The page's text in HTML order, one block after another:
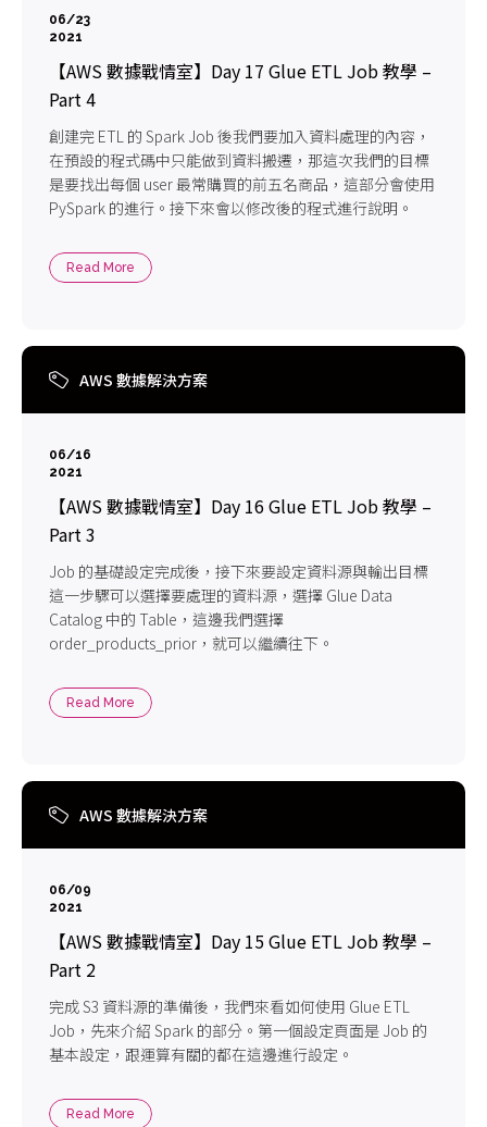
06/23
2021
【AWS 數據戰情室】Day 17 Glue ETL Job 教學 –
Part 4
創建完 ETL 的 Spark Job 後我們要加入資料處理的內容，
在預設的程式碼中只能做到資料搬遷，那這次我們的目標
是要找出每個 user 最常購買的前五名商品，這部分會使用
PySpark 的進行。接下來會以修改後的程式進行說明。
Read More
AWS 數據解決方案
06/16
2021
【AWS 數據戰情室】Day 16 Glue ETL Job 教學 –
Part 3
Job 的基礎設定完成後，接下來要設定資料源與輸出目標
這一步驟可以選擇要處理的資料源，選擇 Glue Data
Catalog 中的 Table，這邊我們選擇
order_products_prior，就可以繼續往下。
Read More
AWS 數據解決方案
06/09
2021
【AWS 數據戰情室】Day 15 Glue ETL Job 教學 –
Part 2
完成 S3 資料源的準備後，我們來看如何使用 Glue ETL
Job，先來介紹 Spark 的部分。第一個設定頁面是 Job 的
基本設定，跟運算有關的都在這邊進行設定。
Read More